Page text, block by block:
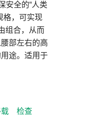
安全的“人类
格，可实现
组合，从而
部左右的高
途。适用于
检查